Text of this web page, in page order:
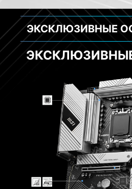
ЭКСКЛЮЗИВНЫЕ